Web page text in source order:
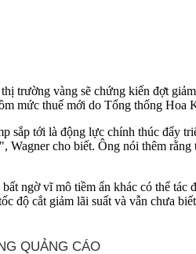
trường vàng sẽ chứng kiến đợt
mức thuế mới do Tổng thống
sắp tới là động lực chính thúc đẩy
Wagner cho biết. Ông nói thêm
ngờ vĩ mô tiềm ẩn khác có thể
độ cắt giảm lãi suất và vẫn chưa